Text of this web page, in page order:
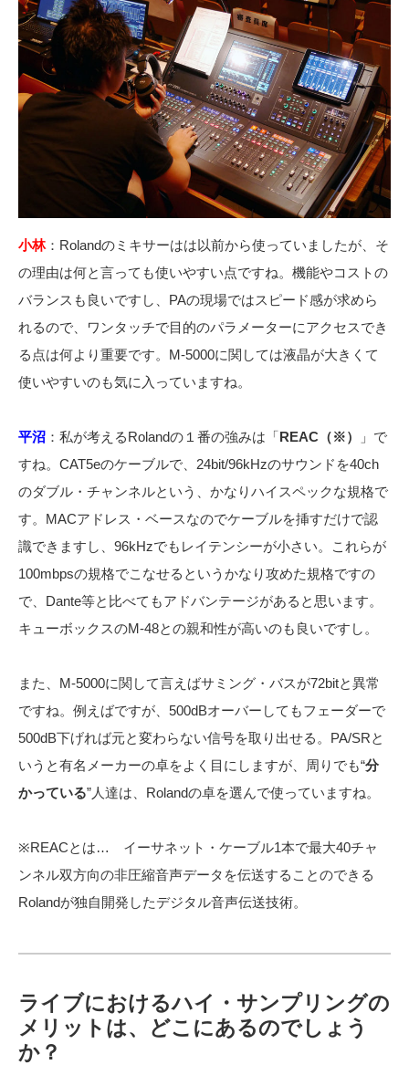
小林： Rolandのミキサーはは以前から使っていましたが、そ
の理由は何と言っても使いやすい点ですね。機能やコストの
バランスも良いですし、PAの現場ではスピード感が求めら
れるので、ワンタッチで目的のパラメーターにアクセスでき
る点は何より重要です。 M-5000に関しては液晶が大きくて
使いやすいのも気に入っていますね。
平沼 ： 私が考えるRolandの１番の強みは「REAC（※）
」で
すね。CAT5eのケーブルで、24bit/96kHzのサウンドを40ch
のダブル・チャンネルという、かなりハイスペックな規格で
す。MACアドレス・ベースなのでケーブルを挿すだけで認
識できますし、96kHzでもレイテンシーが小さい。これらが
100mbpsの規格でこなせるというかなり攻めた規格ですの
で、Dante等と比べてもアドバンテージがあると思います。
キューボックスのM-48との親和性が高いのも良いですし。
また、 M-5000に関して言えばサミング・バスが72bitと異常
ですね。例えばですが、500dBオーバーしてもフェーダーで
500dB下げれば元と変わらない信号を取り出せる。PA/SRと
いうと有名メーカーの卓をよく目にしますが、周りでも“分
かっている”人達は、Rolandの卓を選んで使っていますね。
※REACとは… イーサネット・ケーブル1本で最大40チャ
ンネル双方向の非圧縮音声データを伝送することのできる
Rolandが独自開発したデジタル音声伝送技術。
ライブにおけるハイ・サンプリングの
メリットは、どこにあるのでしょう
か？